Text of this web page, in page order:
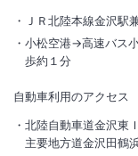
ＪＲ北陸本線金沢
小松空港→高速バス
歩約１分
自動車利用のアクセス
北陸自動車道金沢東
主要地方道金沢田鶴